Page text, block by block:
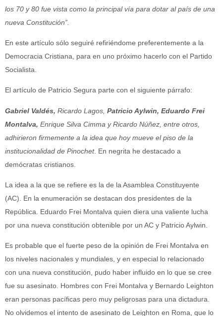
los 70 y 80 fue vista como la principal vía para dotar al país de una
nueva Constitución”.
En este artículo sólo seguiré refiriéndome preferentemente a la
Democracia Cristiana, para en uno próximo hacerlo con el Partido
Socialista.
El artículo de Patricio Segura parte con el siguiente párrafo:
Gabriel Valdés, Ricardo Lagos, Patricio Aylwin, Eduardo Frei
Montalva, Enrique Silva Cimma y Ricardo Núñez, entre otros,
adhirieron firmemente a la idea que hoy mueve el piso de la
institucionalidad de Pinochet. En negrita he destacado a
demócratas cristianos.
La idea a la que se refiere es la de la Asamblea Constituyente
(AC). En la enumeración se destacan dos presidentes de la
República. Eduardo Frei Montalva quien diera una valiente lucha
por una nueva constitución obtenible por un AC y Patricio Aylwin.
Es probable que el fuerte peso de la opinión de Frei Montalva en
los niveles nacionales y mundiales, y en especial lo relacionado
con una nueva constitución, pudo haber influido en lo que se cree
fue su asesinato. Hombres con Frei Montalva y Bernardo Leighton
eran personas pacíficas pero muy peligrosas para una dictadura.
No olvidemos el intento de asesinato de Leighton en Roma, que lo